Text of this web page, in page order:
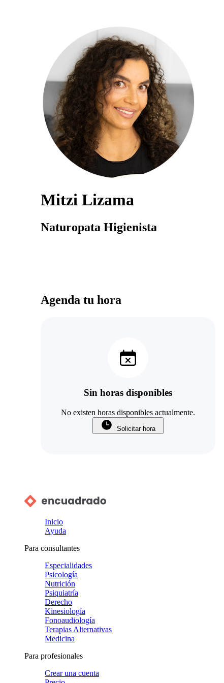
Mitzi Lizama
Naturopata Higienista
Agenda tu hora
Sin horas disponibles
No existen horas disponibles actualmente.
Solicitar hora
Inicio
Ayuda
Para consultantes
Especialidades
Psicología
Nutrición
Psiquiatría
Derecho
Kinesiología
Fonoaudiología
Terapias Alternativas
Medicina
Para profesionales
Crear una cuenta